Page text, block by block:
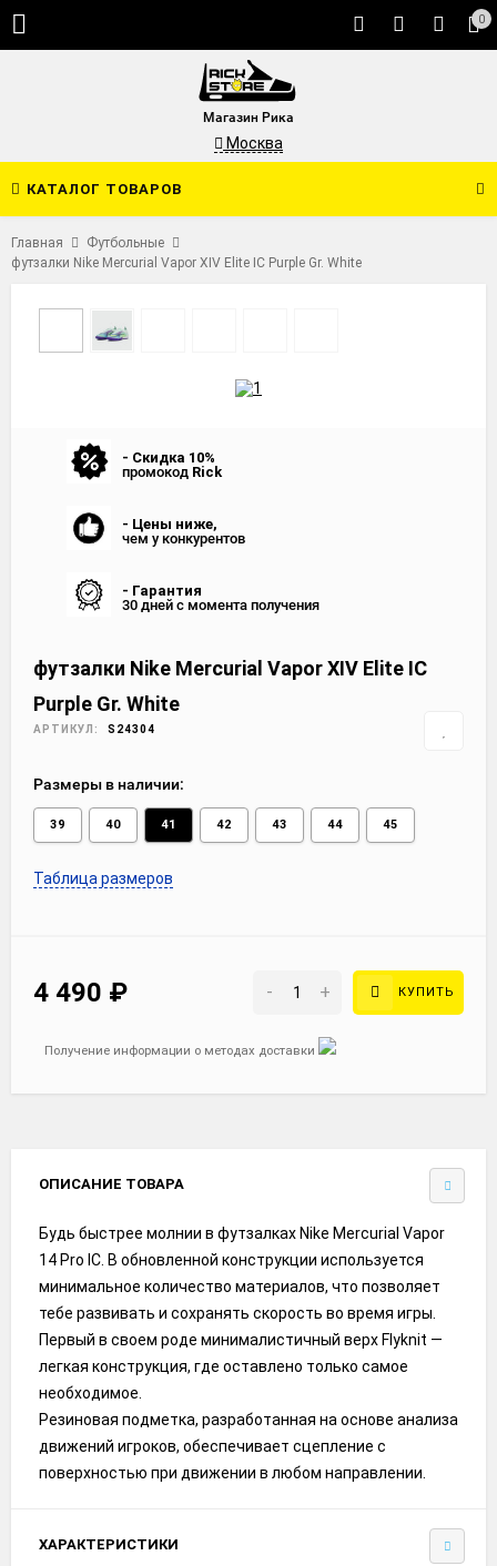
0
Магазин Рика
Москва
КАТАЛОГ ТОВАРОВ
Главная
Футбольные
футзалки Nike Mercurial Vapor XIV Elite IC Purple Gr. White
- Скидка 10%
промокод Rick
- Цены ниже,
чем у конкурентов
- Гарантия
30 дней с момента получения
футзалки Nike Mercurial Vapor XIV Elite IC
Purple Gr. White
АРТИКУЛ: S24304
Размеры в наличии:
39 40 41 42 43 44 45
Таблица размеров
4 490 ₽ - + КУПИТЬ
Получение информации о методах доставки
ОПИСАНИЕ ТОВАРА
Будь быстрее молнии в футзалках Nike Mercurial Vapor
14 Pro IC. В обновленной конструкции используется
минимальное количество материалов, что позволяет
тебе развивать и сохранять скорость во время игры.
Первый в своем роде минималистичный верх Flyknit —
легкая конструкция, где оставлено только самое
необходимое.
Резиновая подметка, разработанная на основе анализа
движений игроков, обеспечивает сцепление с
поверхностью при движении в любом направлении.
ХАРАКТЕРИСТИКИ